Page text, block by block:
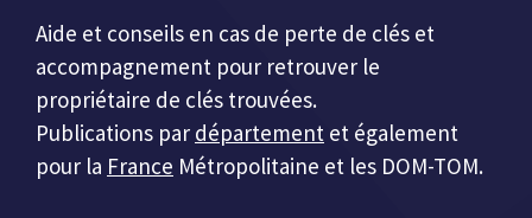
Aide et conseils en cas de perte de clés et
accompagnement pour retrouver le
propriétaire de clés trouvées.
Publications par département et également
pour la France Métropolitaine et les DOM-TOM.